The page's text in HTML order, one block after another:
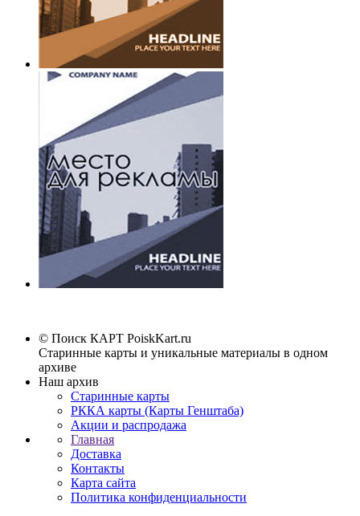
© Поиск КАРТ PoiskKart.ru
Старинные карты и уникальные материалы в одном
архиве
Наш архив
Старинные карты
РККА карты (Карты Генштаба)
Акции и распродажа
Главная
Доставка
Контакты
Карта сайта
Политика конфиденциальности